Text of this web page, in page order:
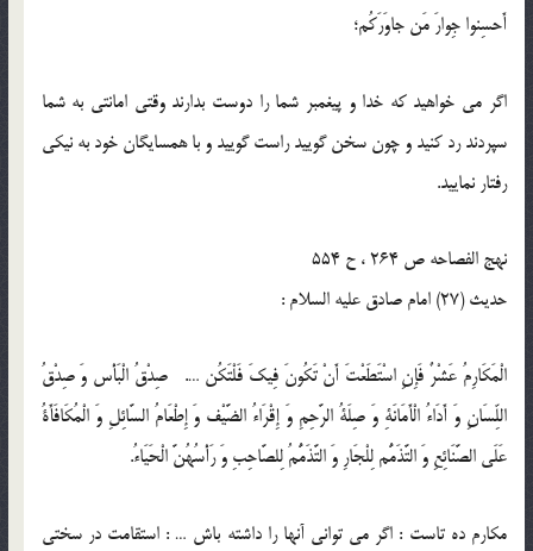
أَحسِنوا جِوارَ مَن جاوَرَكُم؛
اگر مى خواهيد كه خدا و پيغمبر شما را دوست بدارند وقتى امانتى به شما
سپردند رد كنيد و چون سخن گوييد راست گوييد و با همسايگان خود به نيكى
رفتار نماييد.
نهج الفصاحه ص 264 ، ح 554
حدیث (27) امام صادق عليه السلام :
الْمَكَارِمُ عَشْرٌ فَإِنِ اسْتَطَعْتَ أَنْ تَكُونَ فِيكَ فَلْتَكُن‏ …. صِدْقُ الْبَأْس‏ وَ صِدْقُ
اللِّسَانِ وَ أَدَاءُ الْأَمَانَةِ وَ صِلَةُ الرَّحِمِ وَ إِقْرَاءُ الضَّيْف‏ وَ إِطْعَامُ السَّائِلِ وَ الْمُكَافَأَةُ
عَلَى الصَّنَائِعِ وَ التَّذَمُّم‏ لِلْجَارِ وَ التَّذَمُّمُ لِلصَّاحِبِ وَ رَأْسُهُنَّ الْحَيَاءُ.
مكارم ده تاست : اگر مى توانى آنها را داشته باش … : استقامت در سختى